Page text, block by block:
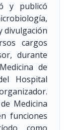
y publicó
divulgación
cargos
durante
de
Hospital
Medicina
funciones